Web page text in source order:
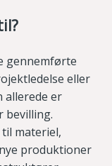
gennemførte
eller
allerede er
bevilling.
materiel,
produktioner